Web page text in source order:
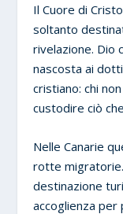
Il Cuore di
soltanto
rivelazione. Dio
nascosta ai
cristiano: chi
custodire ciò
Nelle Canarie
rotte
destinazione
accoglienza per